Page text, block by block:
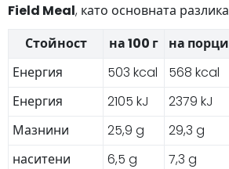
Field Meal, като основната
Стойност
на 100 г на
Енергия
503 kcal 568 kcal
Енергия
2105 kJ 2379 kJ
Мазнини
25,9 g 29,3 g
наситени
6,5 g 7,3 g